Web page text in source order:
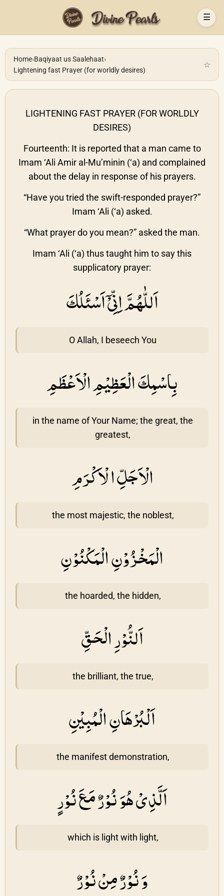
☰
Home›Baqiyaat us Saalehaat›
Lightening fast Prayer (for worldly desires)
☆
LIGHTENING FAST PRAYER (FOR WORLDLY
DESIRES)
Fourteenth: It is reported that a man came to
Imam ‘Ali Amir al-Mu’minin (‘a) and complained
about the delay in response of his prayers.
“Have you tried the swift-responded prayer?”
Imam ‘Ali (‘a) asked.
“What prayer do you mean?” asked the man.
Imam ‘Ali (‘a) thus taught him to say this
supplicatory prayer:
اَللّٰهُمَّ اِنِّىْۤ اَسْئَلُكَ
O Allah, I beseech You
بِاسْمِكَ الْعَظِيْمِ الْاَعْظَمِ
in the name of Your Name; the great, the
greatest,
الْاَجَلِّ الْاَكْرَمِ
the most majestic, the noblest,
الْمَخْزُوْنِ الْمَكْنُوْنِ
the hoarded, the hidden,
اَلنُّوْرِ الْحَقِّ
the brilliant, the true,
اَلْبُرْهَانِ الْمُبِيْنِ
the manifest demonstration,
اَلَّذِىْ هُوَ نُوْرٌ مَعَ نُوْرٍ
which is light with light,
وَ نُوْرٌ مِنْ نُوْرٌ